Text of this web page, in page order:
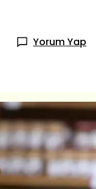
Yorum Yap